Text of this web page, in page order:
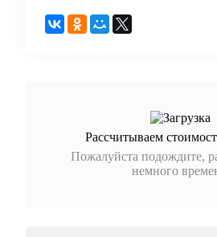
Рассчитываем
Пожалуйста подождите,
немного